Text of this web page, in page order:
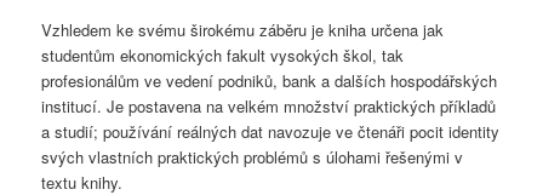
Vzhledem ke svému širokému záběru je kniha určena jak
studentům ekonomických fakult vysokých škol, tak
profesionálům ve vedení podniků, bank a dalších hospodářských
institucí. Je postavena na velkém množství praktických příkladů
a studií; používání reálných dat navozuje ve čtenáři pocit identity
svých vlastních praktických problémů s úlohami řešenými v
textu knihy.